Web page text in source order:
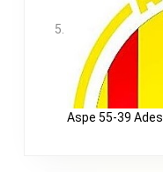
Aspe 55-39